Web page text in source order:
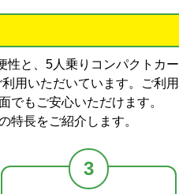
性と、5人乗りコンパクトカー
用いただいています。ご利用
でもご安心いただけます。
特長をご紹介します。
3